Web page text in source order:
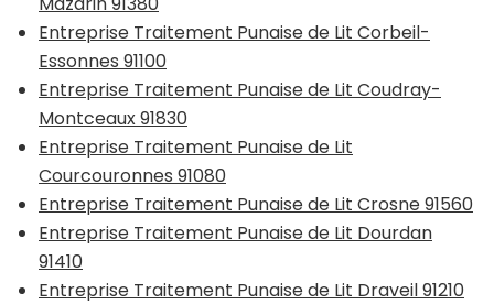
Entreprise Traitement Punaise de Lit Corbeil-
Essonnes 91100
Entreprise Traitement Punaise de Lit Coudray-
Montceaux 91830
Entreprise Traitement Punaise de Lit
Courcouronnes 91080
Entreprise Traitement Punaise de Lit Crosne 91560
Entreprise Traitement Punaise de Lit Dourdan
91410
Entreprise Traitement Punaise de Lit Draveil 91210